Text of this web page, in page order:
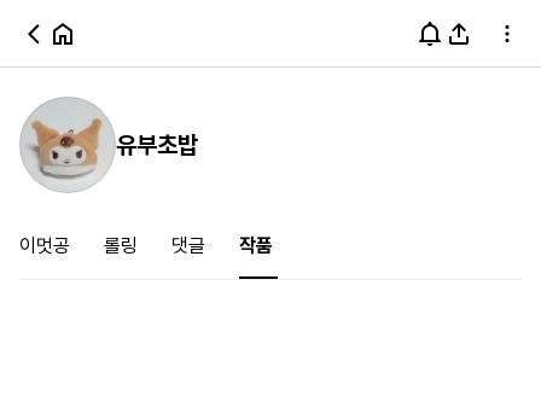
유부초밥
이멋공 롤링 댓글 작품